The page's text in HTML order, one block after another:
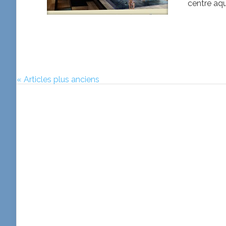
centre
« Articles plus anciens